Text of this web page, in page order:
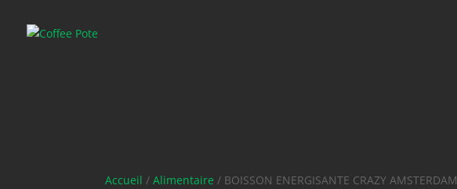
Accueil /Alimentaire / BOISSON ENERGISANTE CRAZY AMSTERDAM